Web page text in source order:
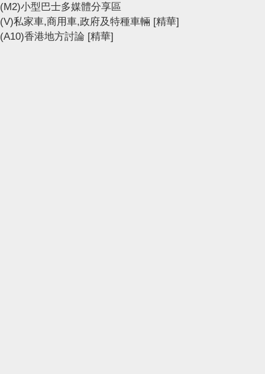
(M2)小型巴士多媒體分享區
(V)私家車,商用車,政府及特種車輛 [精華]
(A10)香港地方討論 [精華]